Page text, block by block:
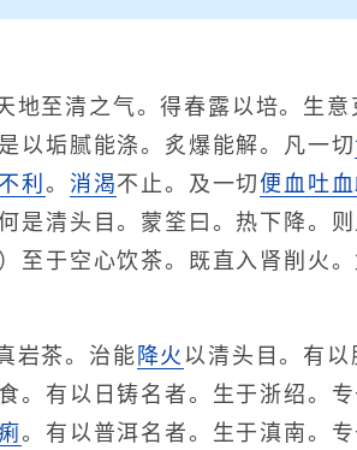
地至清之气。得春露以培。生意
以垢腻能涤。炙爆能解。凡一切
利。 消渴不止。及一切便血吐
是清头目。蒙筌曰。热下降。
至于空心饮茶。既直入肾削火
岩茶。治能 降火 以清头目。有
。有以日铸名者。生于浙绍。
。有以普洱名者。生于滇南。